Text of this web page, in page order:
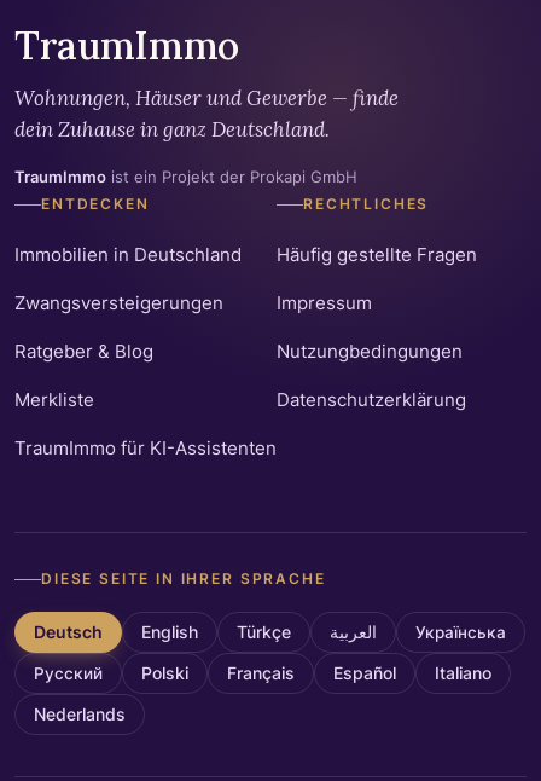
TraumImmo
Wohnungen, Häuser und Gewerbe — finde
dein Zuhause in ganz Deutschland.
TraumImmo ist ein Projekt der Prokapi GmbH
ENTDECKEN
Immobilien in Deutschland
Zwangsversteigerungen
Ratgeber & Blog
Merkliste
TraumImmo für KI-Assistenten
RECHTLICHES
Häufig gestellte Fragen
Impressum
Nutzungbedingungen
Datenschutzerklärung
DIESE SEITE IN IHRER SPRACHE
Deutsch English Türkçe العربية Українська
Русский Polski Français Español Italiano
Nederlands